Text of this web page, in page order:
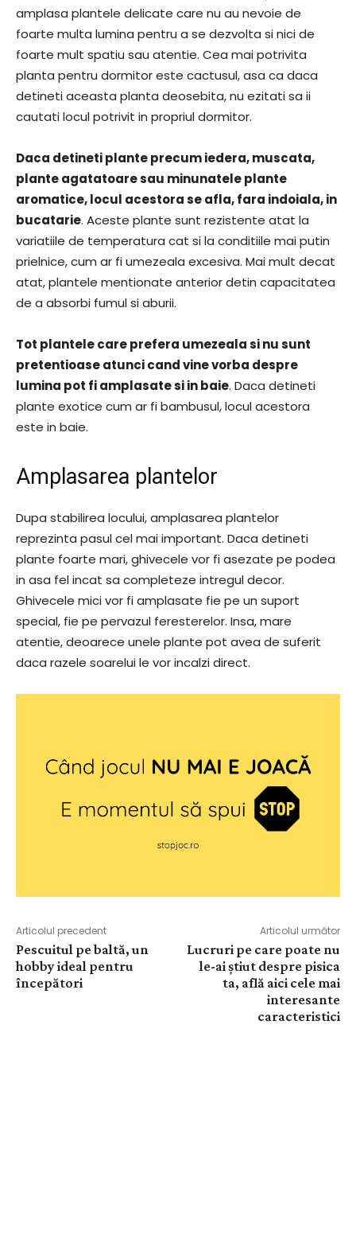
amplasa plantele delicate care nu au nevoie de
foarte multa lumina pentru a se dezvolta si nici de
foarte mult spatiu sau atentie. Cea mai potrivita
planta pentru dormitor este cactusul, asa ca daca
detineti aceasta planta deosebita, nu ezitati sa ii
cautati locul potrivit in propriul dormitor.
Daca detineti plante precum iedera, muscata,
plante agatatoare sau minunatele plante
aromatice, locul acestora se afla, fara indoiala, in
bucatarie. Aceste plante sunt rezistente atat la
variatiile de temperatura cat si la conditiile mai putin
prielnice, cum ar fi umezeala excesiva. Mai mult decat
atat, plantele mentionate anterior detin capacitatea
de a absorbi fumul si aburii.
Tot plantele care prefera umezeala si nu sunt
pretentioase atunci cand vine vorba despre
lumina pot fi amplasate si in baie. Daca detineti
plante exotice cum ar fi bambusul, locul acestora
este in baie.
Amplasarea plantelor
Dupa stabilirea locului, amplasarea plantelor
reprezinta pasul cel mai important. Daca detineti
plante foarte mari, ghivecele vor fi asezate pe podea
in asa fel incat sa completeze intregul decor.
Ghivecele mici vor fi amplasate fie pe un suport
special, fie pe pervazul feresterelor. Insa, mare
atentie, deoarece unele plante pot avea de suferit
daca razele soarelui le vor incalzi direct.
Articolul precedent
Pescuitul pe baltă, un
hobby ideal pentru
începători
Articolul următor
Lucruri pe care poate nu
le-ai știut despre pisica
ta, află aici cele mai
interesante
caracteristici